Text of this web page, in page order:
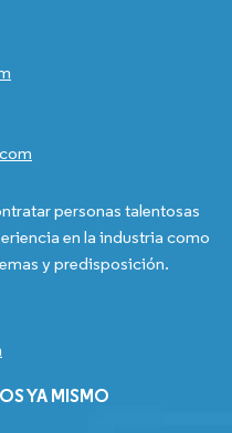
personas talentosas
en la industria como
y predisposición.
YA MISMO